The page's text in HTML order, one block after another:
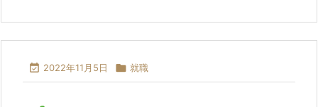
 2022年11月5日  就職